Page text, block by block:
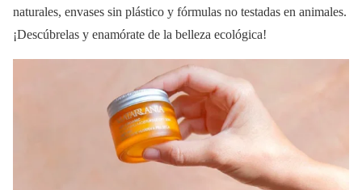
naturales, envases sin plástico y fórmulas no testadas en animales.
¡Descúbrelas y enamórate de la belleza ecológica!